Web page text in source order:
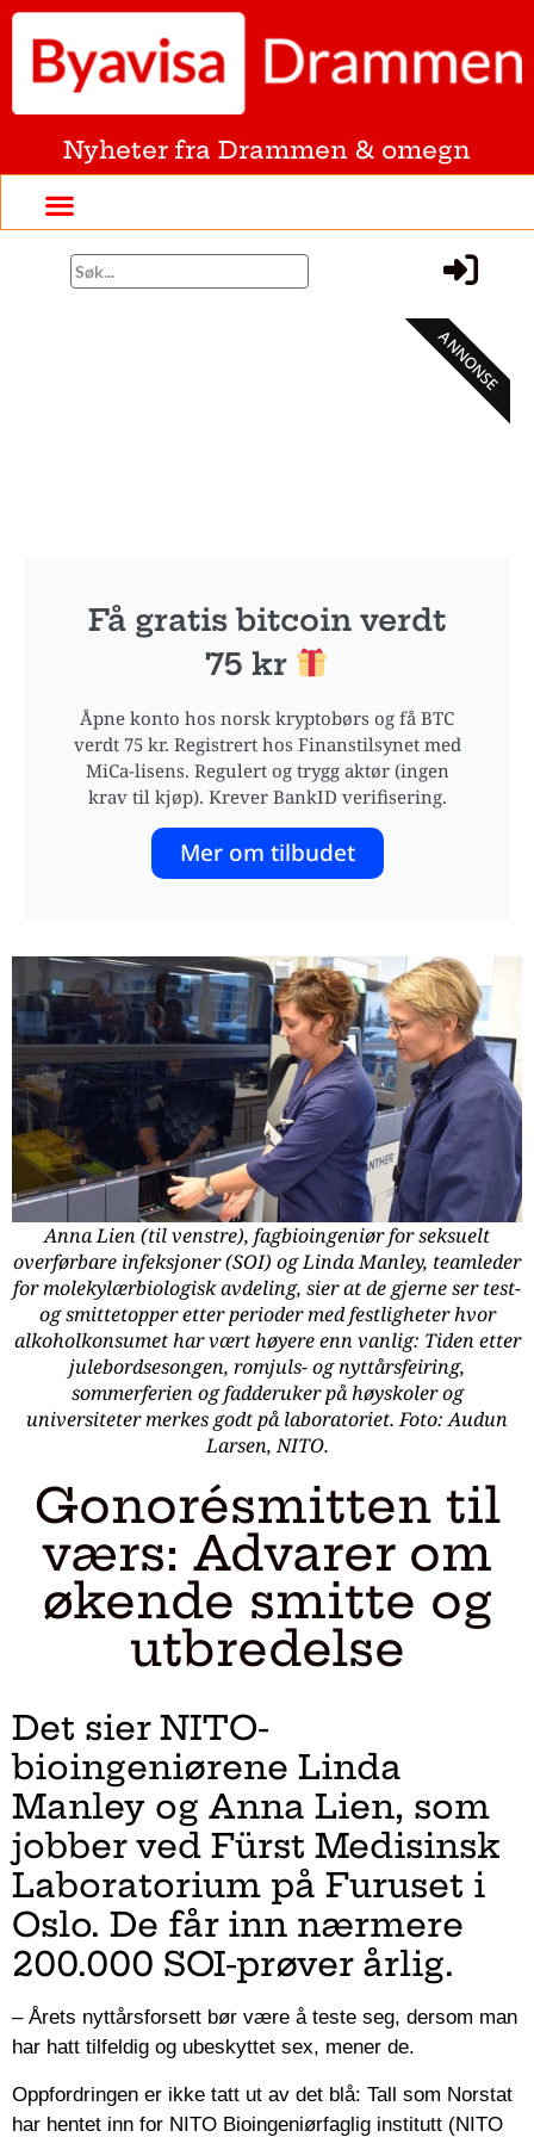
Nyheter fra Drammen & omegn
Få gratis bitcoin verdt
75 kr
Åpne konto hos norsk kryptobørs og få BTC
verdt 75 kr. Registrert hos Finanstilsynet med
MiCa-lisens. Regulert og trygg aktør (ingen
krav til kjøp). Krever BankID verifisering.
Mer om tilbudet
ANNONSE
Anna Lien (til venstre), fagbioingeniør for seksuelt
overførbare infeksjoner (SOI) og Linda Manley, teamleder
for molekylærbiologisk avdeling, sier at de gjerne ser test-
og smittetopper etter perioder med festligheter hvor
alkoholkonsumet har vært høyere enn vanlig: Tiden etter
julebordsesongen, romjuls- og nyttårsfeiring,
sommerferien og fadderuker på høyskoler og
universiteter merkes godt på laboratoriet. Foto: Audun
Larsen, NITO.
Gonorésmitten til
værs: Advarer om
økende smitte og
utbredelse
Det sier NITO-
bioingeniørene Linda
Manley og Anna Lien, som
jobber ved Fürst Medisinsk
Laboratorium på Furuset i
Oslo. De får inn nærmere
200.000 SOI-prøver årlig.
– Årets nyttårsforsett bør være å teste seg, dersom man
har hatt tilfeldig og ubeskyttet sex, mener de.
Oppfordringen er ikke tatt ut av det blå: Tall som Norstat
har hentet inn for NITO Bioingeniørfaglig institutt (NITO